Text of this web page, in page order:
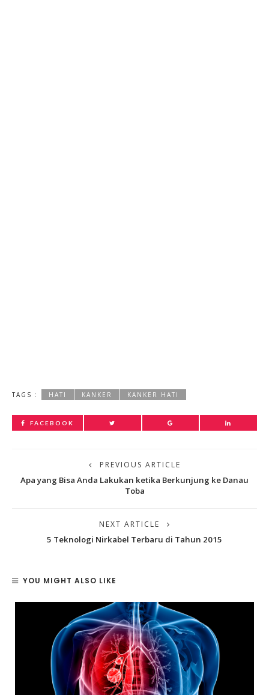
TAGS : HATI KANKER KANKER HATI
FACEBOOK
PREVIOUS ARTICLE
Apa yang Bisa Anda Lakukan ketika Berkunjung ke Danau
Toba
NEXT ARTICLE
5 Teknologi Nirkabel Terbaru di Tahun 2015
YOU MIGHT ALSO LIKE